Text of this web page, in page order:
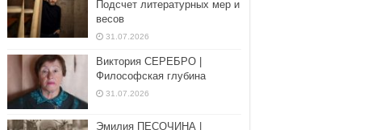
Подсчет литературных мер и
весов
31.07.2026
Виктория СЕРЕБРО |
Философская глубина
31.07.2026
Эмилия ПЕСОЧИНА |